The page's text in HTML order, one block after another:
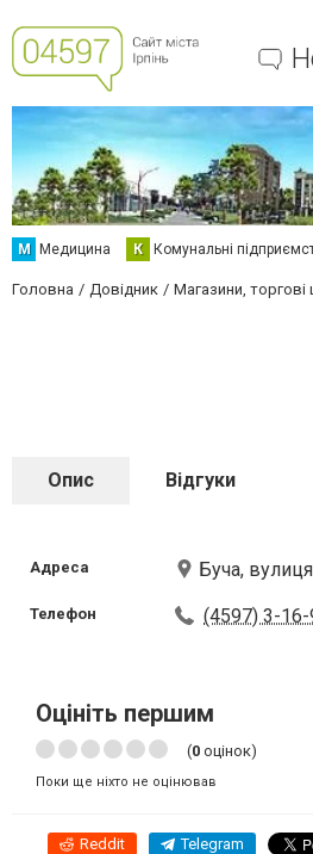
М Медицина К Комунальні
Головна Довідник Магазини, торгові
Опис Відгуки
Адреса Буча,
Телефон (4597) 3-16-
Оцініть першим
(0 оцінок)
Поки ще ніхто не оцінював
Reddit Telegram